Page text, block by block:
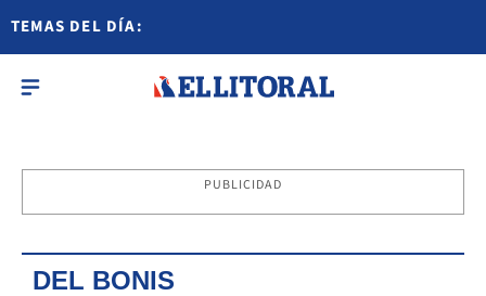
TEMAS DEL DÍA:
PUBLICIDAD
DEL BONIS